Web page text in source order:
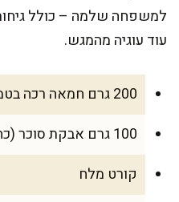
למשפחה שלמה – כולל
עוד עוגיה מהמגש.
200 גרם חמאה רכה בטמפרטורת החדר
100 גרם אבקת סוכר (כחצי כוס)
קורט מלח